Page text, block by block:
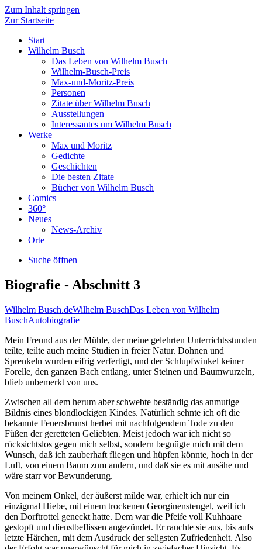
Zum Inhalt springen
Zur Startseite
Start
Wilhelm Busch
Das Leben von Wilhelm Busch
Wilhelm-Busch-Preis
Max-und-Moritz-Preis
Personen
Zitate über Wilhelm Busch
Ausstellungen
Interessantes um Wilhelm Busch
Werke
Max und Moritz
Gedichte
Geschichten
Die besten Zitate
Bücher von Wilhelm Busch
Comics
360°
Neues
News-Archiv
Orte
Suche öffnen
Biografie - Abschnitt 3
Wilhelm Busch.deWilhelm BuschDas Leben von Wilhelm
BuschAutobiografie
Mein Freund aus der Mühle, der meine gelehrten Unterrichtsstunden
teilte, teilte auch meine Studien in freier Natur. Dohnen und
Sprenkeln wurden eifrig verfertigt, und der Schlupfwinkel keiner
Forelle, den ganzen Bach entlang, unter Steinen und Baumwurzeln,
blieb unbemerkt von uns.
Zwischen all dem herum aber schwebte beständig das anmutige
Bildnis eines blondlockigen Kindes. Natürlich sehnte ich oft die
bekannte Feuersbrunst herbei mit nachfolgendem Tode zu den
Füßen der geretteten Geliebten. Meist jedoch war ich nicht so
rücksichtslos gegen mich selbst, sondern begnügte mich mit dem
Wunsch, daß ich zauberhaft fliegen und hüpfen könnte, hoch in der
Luft, von einem Baum zum andern, und daß sie es mit ansähe und
wäre starr vor Bewunderung.
Von meinem Onkel, der äußerst milde war, erhielt ich nur ein
einzigmal Hiebe, mit einem trockenen Georginenstengel, weil ich
den Dorftrottel geneckt hatte. Dem war die Pfeife voll Kuhhaare
gestopft und dienstbeflissen angezündet. Er rauchte sie aus, bis aufs
letzte Härchen, mit dem Ausdruck der seligsten Zufriedenheit. Also